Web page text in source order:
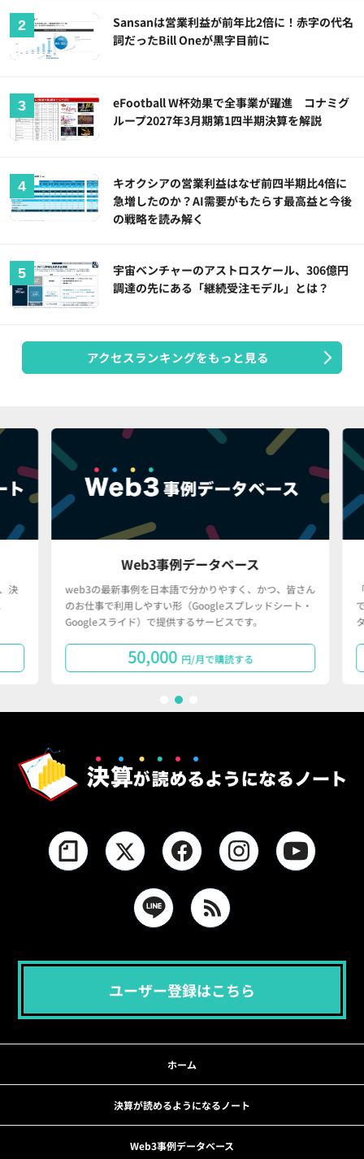
Sansanは営業利益が前年比2倍に！赤字の代名
詞だったBill Oneが黒字目前に
eFootball W杯効果で全事業が躍進 コナミグ
ループ2027年3月期第1四半期決算を解説
キオクシアの営業利益はなぜ前四半期比4倍に
急増したのか？AI需要がもたらす最高益と今後
の戦略を読み解く
宇宙ベンチャーのアストロスケール、306億円
調達の先にある「継続受注モデル」とは？
アクセスランキングをもっと見る
Web3事例データベース
web3の最新事例を日本語で分かりやすく、かつ、皆さん
のお仕事で利用しやすい形（Googleスプレッドシート・
Googleスライド）で提供するサービスです。
50,000 円/月で購読する
ユーザー登録はこちら
ホーム
決算が読めるようになるノート
Web3事例データベース